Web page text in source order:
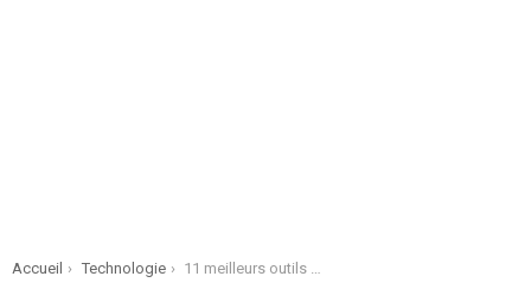
You are here:
Accueil Technologie 11 meilleurs outils logiciels Scrum pour la gestion de projets